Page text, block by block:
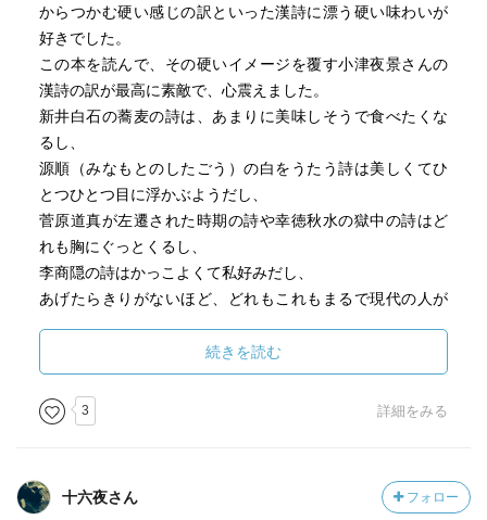
からつかむ硬い感じの訳といった漢詩に漂う硬い味わいが
好きでした。
この本を読んで、その硬いイメージを覆す小津夜景さんの
漢詩の訳が最高に素敵で、心震えました。
新井白石の蕎麦の詩は、あまりに美味しそうで食べたくな
るし、
源順（みなもとのしたごう）の白をうたう詩は美しくてひ
とつひとつ目に浮かぶようだし、
菅原道真が左遷された時期の詩や幸徳秋水の獄中の詩はど
れも胸にぐっとくるし、
李商隠の詩はかっこよくて私好みだし、
あげたらきりがないほど、どれもこれもまるで現代の人が
したりきゅんとしたり感情や情景が生き生きと伝わってき
ます。
そしてエッセイで語られるフランスの生活は素敵だし、夜
あまりに楽しくて、訳が素敵で、読む終わってからも何度
続きを読む
3 詳細をみる
十六夜さん フォロー